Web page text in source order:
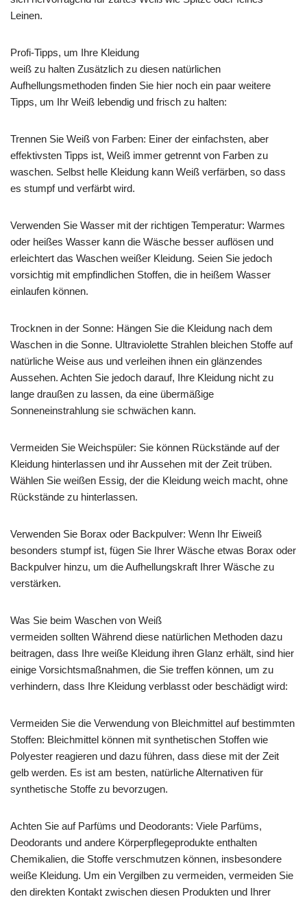
Leinen.
Profi-Tipps, um Ihre Kleidung
weiß zu halten Zusätzlich zu diesen natürlichen
Aufhellungsmethoden finden Sie hier noch ein paar weitere
Tipps, um Ihr Weiß lebendig und frisch zu halten:
Trennen Sie Weiß von Farben: Einer der einfachsten, aber
effektivsten Tipps ist, Weiß immer getrennt von Farben zu
waschen. Selbst helle Kleidung kann Weiß verfärben, so dass
es stumpf und verfärbt wird.
Verwenden Sie Wasser mit der richtigen Temperatur: Warmes
oder heißes Wasser kann die Wäsche besser auflösen und
erleichtert das Waschen weißer Kleidung. Seien Sie jedoch
vorsichtig mit empfindlichen Stoffen, die in heißem Wasser
einlaufen können.
Trocknen in der Sonne: Hängen Sie die Kleidung nach dem
Waschen in die Sonne. Ultraviolette Strahlen bleichen Stoffe auf
natürliche Weise aus und verleihen ihnen ein glänzendes
Aussehen. Achten Sie jedoch darauf, Ihre Kleidung nicht zu
lange draußen zu lassen, da eine übermäßige
Sonneneinstrahlung sie schwächen kann.
Vermeiden Sie Weichspüler: Sie können Rückstände auf der
Kleidung hinterlassen und ihr Aussehen mit der Zeit trüben.
Wählen Sie weißen Essig, der die Kleidung weich macht, ohne
Rückstände zu hinterlassen.
Verwenden Sie Borax oder Backpulver: Wenn Ihr Eiweiß
besonders stumpf ist, fügen Sie Ihrer Wäsche etwas Borax oder
Backpulver hinzu, um die Aufhellungskraft Ihrer Wäsche zu
verstärken.
Was Sie beim Waschen von Weiß
vermeiden sollten Während diese natürlichen Methoden dazu
beitragen, dass Ihre weiße Kleidung ihren Glanz erhält, sind hier
einige Vorsichtsmaßnahmen, die Sie treffen können, um zu
verhindern, dass Ihre Kleidung verblasst oder beschädigt wird:
Vermeiden Sie die Verwendung von Bleichmittel auf bestimmten
Stoffen: Bleichmittel können mit synthetischen Stoffen wie
Polyester reagieren und dazu führen, dass diese mit der Zeit
gelb werden. Es ist am besten, natürliche Alternativen für
synthetische Stoffe zu bevorzugen.
Achten Sie auf Parfüms und Deodorants: Viele Parfüms,
Deodorants und andere Körperpflegeprodukte enthalten
Chemikalien, die Stoffe verschmutzen können, insbesondere
weiße Kleidung. Um ein Vergilben zu vermeiden, vermeiden Sie
den direkten Kontakt zwischen diesen Produkten und Ihrer